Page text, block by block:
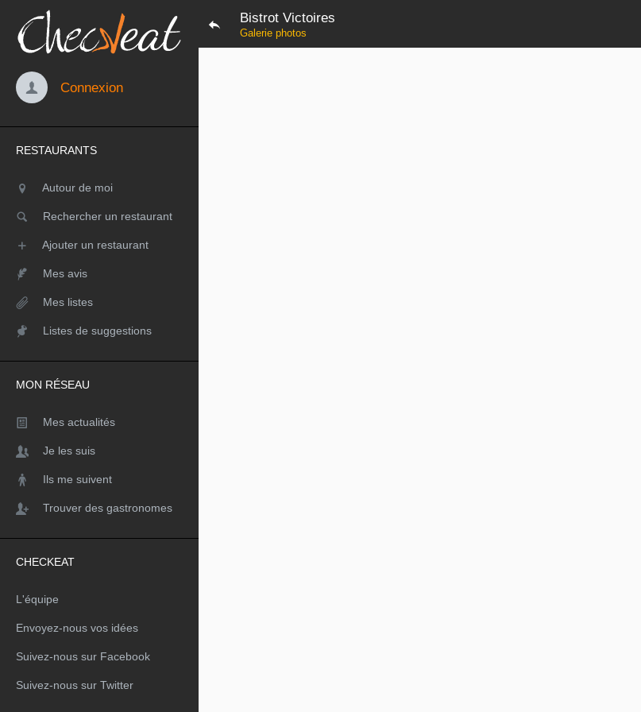
Bistrot Victoires
Galerie photos
Connexion
RESTAURANTS
Autour de moi
Rechercher un restaurant
Ajouter un restaurant
Mes avis
Mes listes
Listes de suggestions
MON RÉSEAU
Mes actualités
Je les suis
Ils me suivent
Trouver des gastronomes
CHECKEAT
L'équipe
Envoyez-nous vos idées
Suivez-nous sur Facebook
Suivez-nous sur Twitter